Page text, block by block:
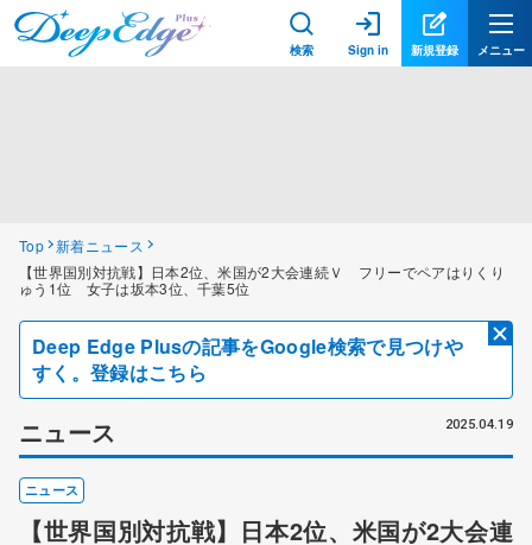
検索 Sign in 新規登録 メニュー
Top 新着ニュース
【世界国別対抗戦】日本2位、米国が2大会連続Ｖ フリーでペアはりくり
ゅう1位 女子は坂本3位、千葉5位
Deep Edge Plusの記事をGoogle検索で見つけや
すく。登録はこちら
ニュース 2025.04.19
ニュース
【世界国別対抗戦】日本2位、米国が2大会連